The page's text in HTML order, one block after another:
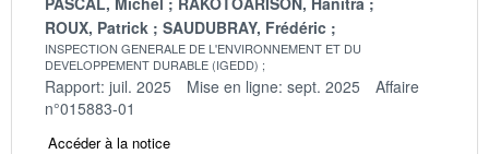
ROUX, Patrick
SAUDUBRAY, Frédéric
INSPECTION GENERALE DE L'ENVIRONNEMENT ET DU
DEVELOPPEMENT DURABLE (IGEDD)
Rapport: juil. 2025 Mise en ligne: sept. 2025
Affaire
n°015883-01
Accéder à la notice